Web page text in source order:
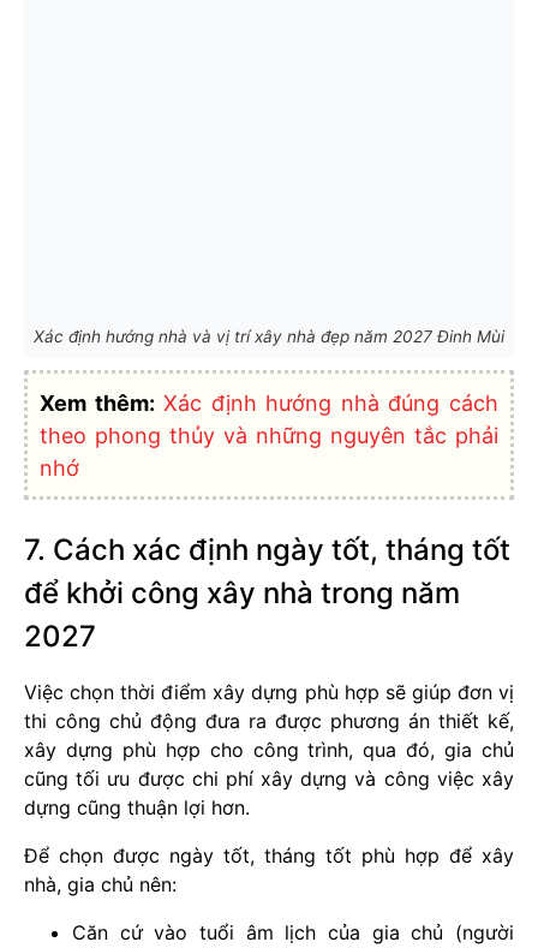
Xác định hướng nhà và vị trí xây nhà đẹp năm 2027 Đinh Mùi
Xem thêm: Xác định hướng nhà đúng cách
theo phong thủy và những nguyên tắc phải
nhớ
7. Cách xác định ngày tốt, tháng tốt
để khởi công xây nhà trong năm
2027
Việc chọn thời điểm xây dựng phù hợp sẽ giúp đơn vị
thi công chủ động đưa ra được phương án thiết kế,
xây dựng phù hợp cho công trình, qua đó, gia chủ
cũng tối ưu được chi phí xây dựng và công việc xây
dựng cũng thuận lợi hơn.
Để chọn được ngày tốt, tháng tốt phù hợp để xây
nhà, gia chủ nên:
Căn cứ vào tuổi âm lịch của gia chủ (người